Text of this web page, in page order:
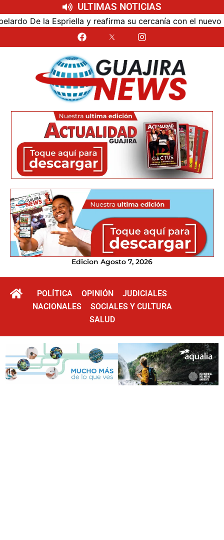
ULTIMAS NOTICIAS
reafirma su cercanía con el nuevo Gobierno
Edicion Agosto 7, 2026
POLÍTICA OPINIÓN
JUDICIALES
NACIONALES
SOCIALES Y CULTURA
SALUD